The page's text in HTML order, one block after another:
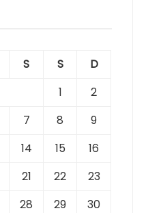
S S
D
1
2
7 8
9
14 15
16
21 22
23
28 29
30